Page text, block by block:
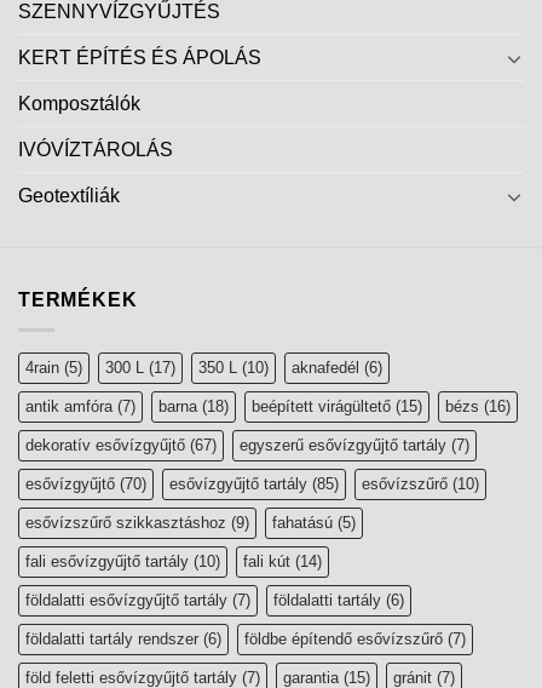
SZENNYVÍZGYŰJTÉS
KERT ÉPÍTÉS ÉS ÁPOLÁS
Komposztálók
IVÓVÍZTÁROLÁS
Geotextíliák
TERMÉKEK
4rain (5) 300 L (17) 350 L (10) aknafedél (6)
antik amfóra (7) barna (18) beépített virágültető (15) bézs (16)
dekoratív esővízgyűjtő (67) egyszerű esővízgyűjtő tartály (7)
esővízgyűjtő (70) esővízgyűjtő tartály (85) esővízszűrő (10)
esővízszűrő szikkasztáshoz (9) fahatású (5)
fali esővízgyűjtő tartály (10) fali kút (14)
földalatti esővízgyűjtő tartály (7) földalatti tartály (6)
földalatti tartály rendszer (6) földbe építendő esővízszűrő (7)
föld feletti esővízgyűjtő tartály (7) garantia (15) gránit (7)